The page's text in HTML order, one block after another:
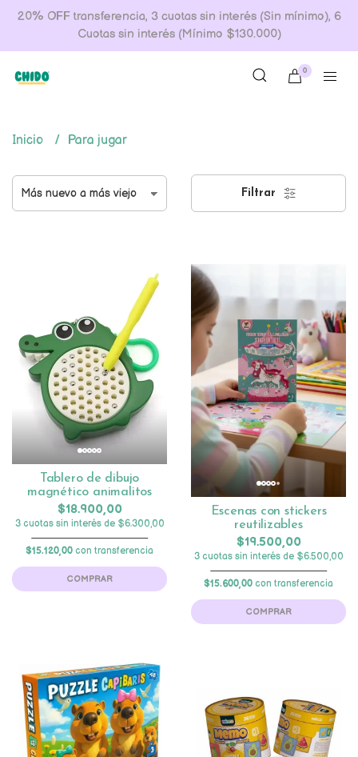
20% OFF transferencia, 3 cuotas sin interés (Sin mínimo), 6
Cuotas sin interés (Mínimo $130.000)
0
Inicio Para jugar
Filtrar
Tablero de dibujo
magnético animalitos
$18.900,00
3 cuotas sin interés de $6.300,00
$15.120,00 con transferencia
COMPRAR
Escenas con stickers
reutilizables
$19.500,00
3 cuotas sin interés de $6.500,00
$15.600,00 con transferencia
COMPRAR